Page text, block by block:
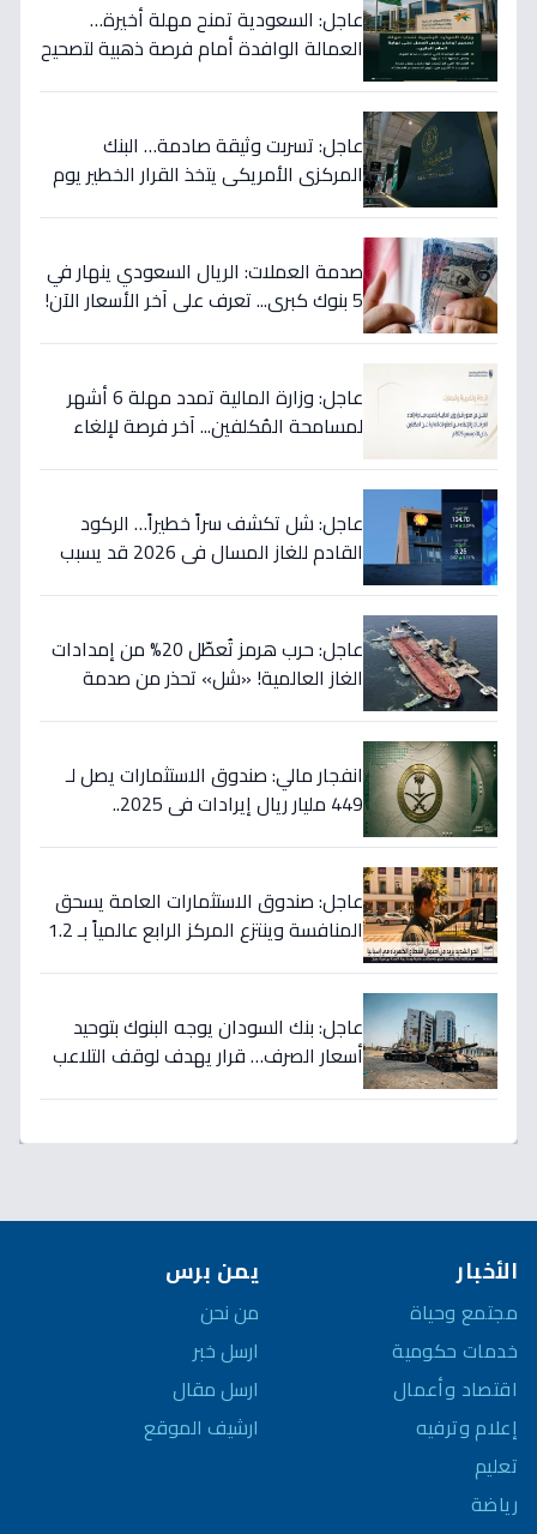
عاجل: السعودية تمنح مهلة أخيرة…
العمالة الوافدة أمام فرصة ذهبية لتصحيح
عاجل: تسربت وثيقة صادمة… البنك
المركزي الأمريكي يتخذ القرار الخطير يوم
صدمة العملات: الريال السعودي ينهار في
5 بنوك كبرى... تعرف على آخر الأسعار الآن!
عاجل: وزارة المالية تمدد مهلة 6 أشهر
لمسامحة المُكلفين... آخر فرصة لإلغاء
عاجل: شل تكشف سراً خطيراً… الركود
القادم للغاز المسال في 2026 قد يسبب
عاجل: حرب هرمز تُعطّل 20% من إمدادات
الغاز العالمية! «شل» تحذر من صدمة
انفجار مالي: صندوق الاستثمارات يصل لـ
449 مليار ريال إيرادات في 2025..
عاجل: صندوق الاستثمارات العامة يسحق
المنافسة وينتزع المركز الرابع عالمياً بـ 1.2
عاجل: بنك السودان يوجه البنوك بتوحيد
أسعار الصرف… قرار يهدف لوقف التلاعب
الأخبار
مجتمع وحياة
خدمات حكومية
اقتصاد وأعمال
إعلام وترفيه
تعليم
رياضة
يمن برس
من نحن
ارسل خبر
ارسل مقال
ارشيف الموقع